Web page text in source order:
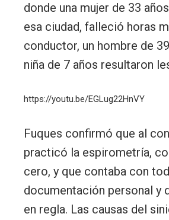
donde una mujer de 33
esa ciudad, falleció horas
conductor, un hombre de
niña de 7 años resultaron
https://youtu.be/EGLug22HnVY
Fuques confirmó que al
practicó la espirometría,
cero, y que contaba con
documentación personal y
en regla. Las causas del